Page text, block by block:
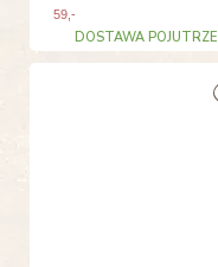
59,-
DOSTAWA POJUTRZE